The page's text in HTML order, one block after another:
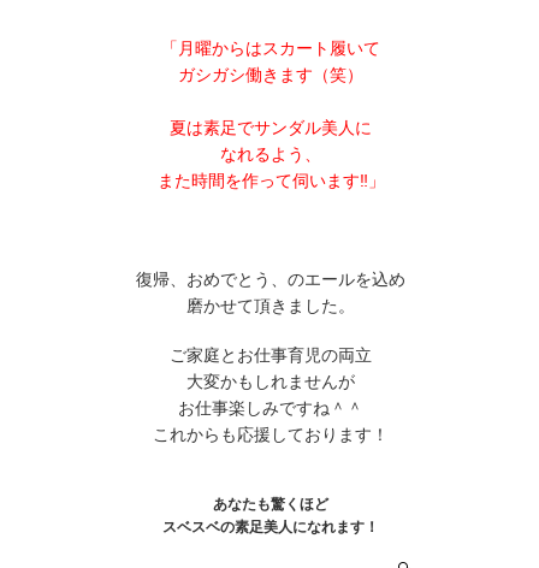
「月曜からはスカート履いて
ガシガシ働きます（笑）
夏は素足でサンダル美人に
なれるよう、
また時間を作って伺います‼」
復帰、おめでとう、のエールを込め
磨かせて頂きました。
ご家庭とお仕事育児の両立
大変かもしれませんが
お仕事楽しみですね＾＾
これからも応援しております！
あなたも驚くほど
スベスベの素足美人になれます！